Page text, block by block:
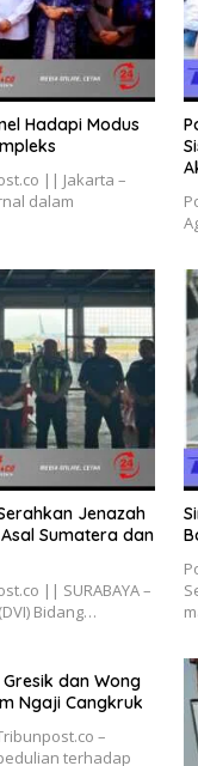
Hadapi Modus
|| Jakarta –
dalam
Jenazah
Sumatera dan
|| SURABAYA –
Bidang…
Gresik dan Wong
Ngaji Cangkruk
–
terhadap